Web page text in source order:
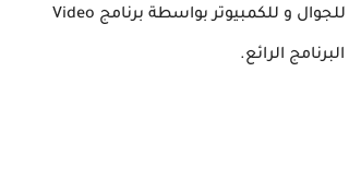
بإمكانك التحميل للفيديوهات من Tiktok و Youtube وتعيينها كلخفيات للجوال و للكمبيوتر بواسطة برنامج Video